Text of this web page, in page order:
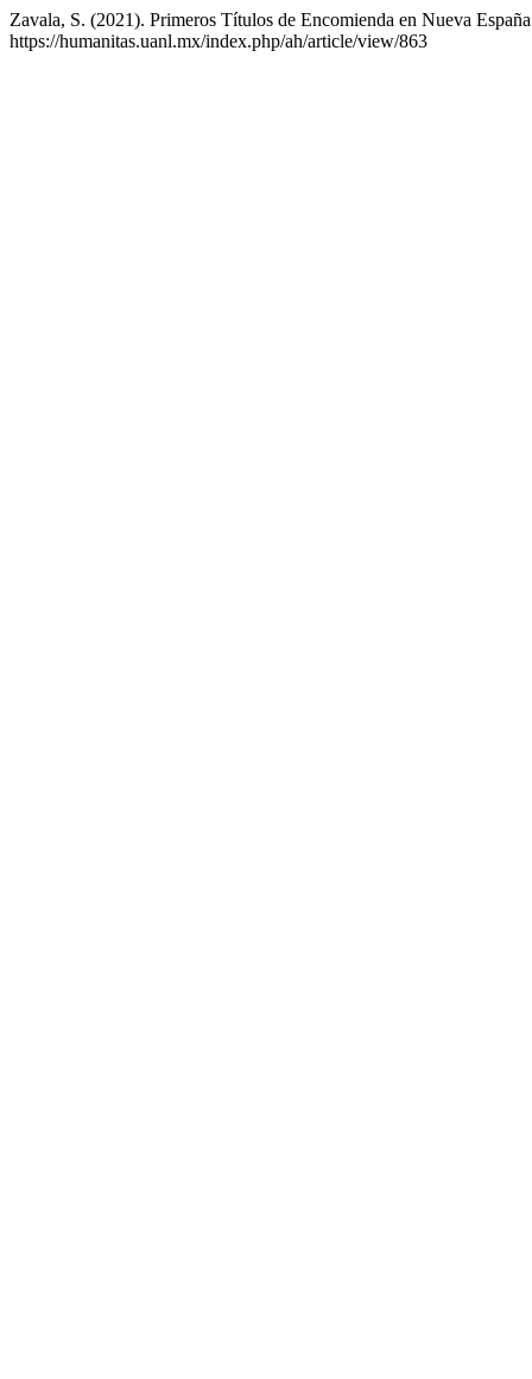
Zavala, S. (2021). Primeros Títulos de Encomienda en Nueva
https://humanitas.uanl.mx/index.php/ah/article/view/863